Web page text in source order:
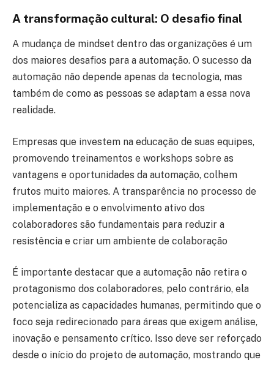
A transformação cultural: O desafio final
A mudança de mindset dentro das organizações é um
dos maiores desafios para a automação. O sucesso da
automação não depende apenas da tecnologia, mas
também de como as pessoas se adaptam a essa nova
realidade.
Empresas que investem na educação de suas equipes,
promovendo treinamentos e workshops sobre as
vantagens e oportunidades da automação, colhem
frutos muito maiores. A transparência no processo de
implementação e o envolvimento ativo dos
colaboradores são fundamentais para reduzir a
resistência e criar um ambiente de colaboração
É importante destacar que a automação não retira o
protagonismo dos colaboradores, pelo contrário, ela
potencializa as capacidades humanas, permitindo que o
foco seja redirecionado para áreas que exigem análise,
inovação e pensamento crítico. Isso deve ser reforçado
desde o início do projeto de automação, mostrando que